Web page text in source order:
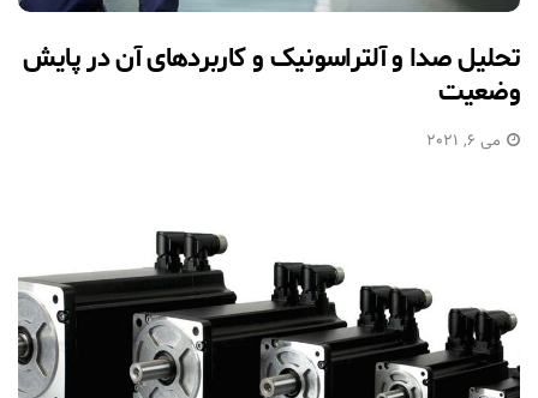
تحلیل صدا و آلتراسونیک و کاربردهای آن در پایش
وضعیت
می 6, 2021